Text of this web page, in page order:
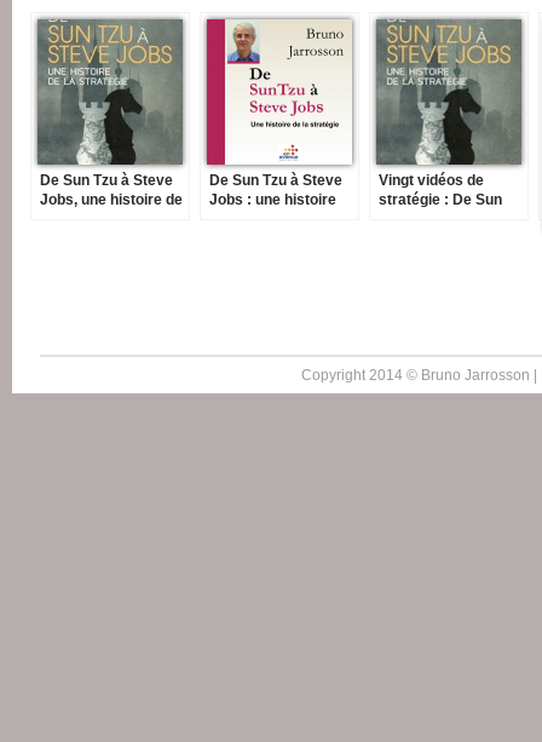
De Sun Tzu à Steve
Jobs, une histoire de
De Sun Tzu à Steve
Jobs : une histoire
Vingt vidéos de
stratégie : De Sun
Copyright 2014 © Bruno Jarrosson |